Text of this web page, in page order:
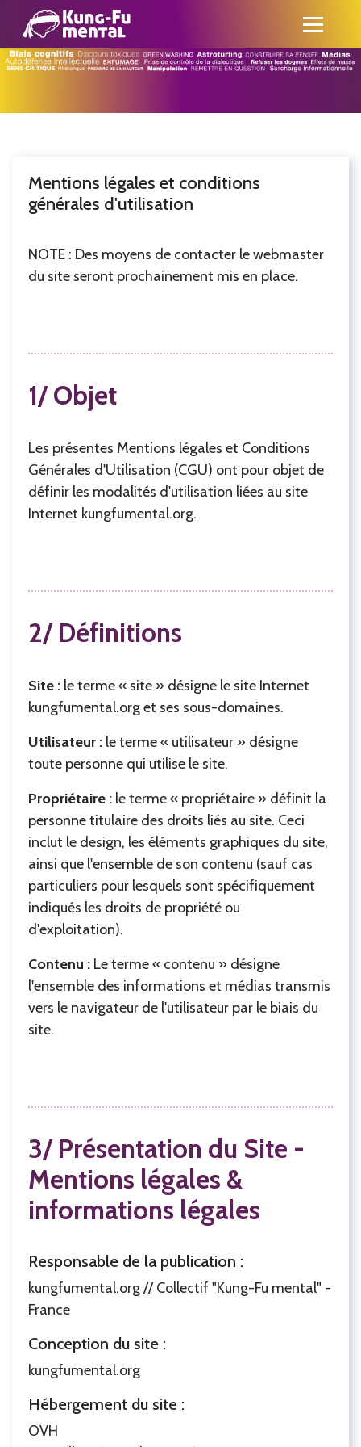
Mentions légales et conditions
générales d'utilisation
NOTE : Des moyens de contacter le webmaster
du site seront prochainement mis en place.
1/ Objet
Les présentes Mentions légales et Conditions
Générales d'Utilisation (CGU) ont pour objet de
définir les modalités d'utilisation liées au site
Internet kungfumental.org.
2/ Définitions
Site : le terme « site » désigne le site Internet
kungfumental.org et ses sous-domaines.
Utilisateur : le terme « utilisateur » désigne
toute personne qui utilise le site.
Propriétaire : le terme « propriétaire » définit la
personne titulaire des droits liés au site. Ceci
inclut le design, les éléments graphiques du site,
ainsi que l'ensemble de son contenu (sauf cas
particuliers pour lesquels sont spécifiquement
indiqués les droits de propriété ou
d'exploitation).
Contenu : Le terme « contenu » désigne
l'ensemble des informations et médias transmis
vers le navigateur de l'utilisateur par le biais du
site.
3/ Présentation du Site -
Mentions légales &
informations légales
Responsable de la publication :
kungfumental.org // Collectif "Kung-Fu mental" -
France
Conception du site :
kungfumental.org
Hébergement du site :
OVH